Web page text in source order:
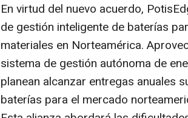
En virtud del nuevo acuerdo,
de gestión inteligente de baterías
materiales en Norteamérica.
sistema de gestión autónoma de
planean alcanzar entregas anuales
baterías para el mercado